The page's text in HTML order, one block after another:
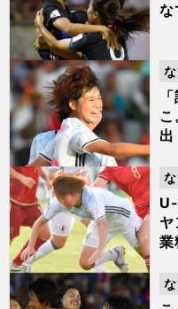
な
出
ン
ヤ
業
ン
ン